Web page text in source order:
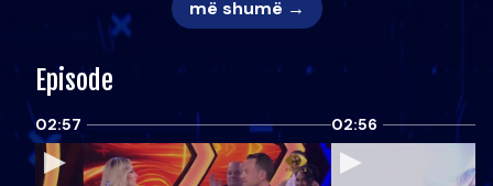
më shumë →
Episode
02:57 02:56